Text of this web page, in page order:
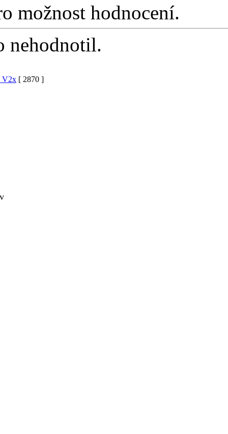
možnost hodnocení.
nehodnotil.
V2x [ 2870 ]